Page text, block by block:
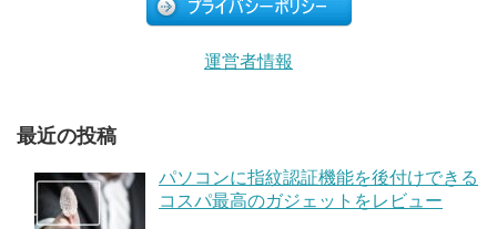
運営者情報
最近の投稿
パソコンに指紋認証機能を後付けできる
コスパ最高のガジェットをレビュー